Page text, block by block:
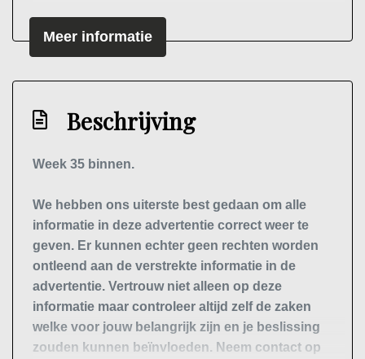
Koplampreiniging
Lichtmetalen velgen 18"
Interieur
Achterbank in delen neerklapbaar
Bestuurdersstoel in hoogte verstelbaar
Binnenspiegel automatisch dimmend
Meer informatie
Beschrijving
Week 35 binnen.
We hebben ons uiterste best gedaan om alle
informatie in deze advertentie correct weer te
geven. Er kunnen echter geen rechten worden
ontleend aan de verstrekte informatie in de
advertentie. Vertrouw niet alleen op deze
informatie maar controleer altijd zelf de zaken
welke voor jouw belangrijk zijn en je beslissing
zouden kunnen beïnvloeden. Neem contact op